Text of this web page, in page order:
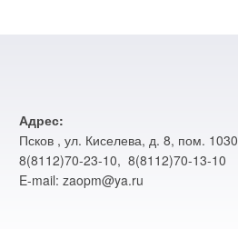
Адрес:
Псков , ул. Киселева, д. 8, пом. 1030
8(8112)70-23-10, 8(8112)70-13-10
E-mail: zaopm@ya.ru